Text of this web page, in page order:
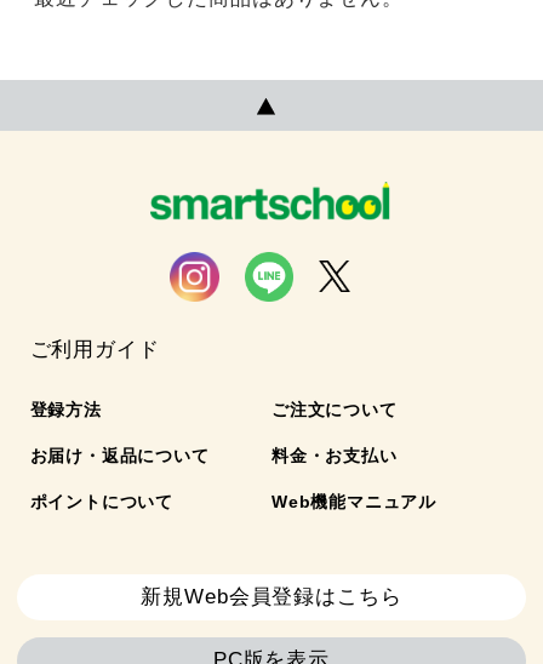
ご利用ガイド
登録方法 ご注文について
お届け・返品について 料金・お支払い
ポイントについて Web機能マニュアル
新規Web会員登録はこちら